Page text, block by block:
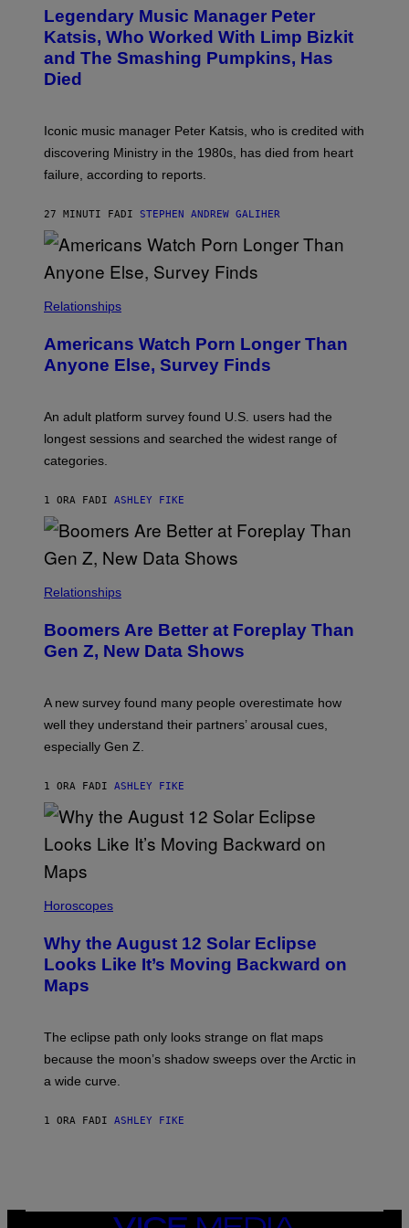
M
A
G
E
D
I
C
O
B
Y
D
I
M
R
O
S
K
M
O
R
I
/
R
E
I
G
Legendary Music Manager Peter
Katsis, Who Worked With Limp Bizkit
and The Smashing Pumpkins, Has
Died
Iconic music manager Peter Katsis, who is credited with
discovering Ministry in the 1980s, has died from heart
failure, according to reports.
27 MINUTI FADI STEPHEN ANDREW GALIHER
Relationships
Americans Watch Porn Longer Than
Anyone Else, Survey Finds
An adult platform survey found U.S. users had the
longest sessions and searched the widest range of
categories.
1 ORA FADI ASHLEY FIKE
Relationships
Boomers Are Better at Foreplay Than
Gen Z, New Data Shows
A new survey found many people overestimate how
well they understand their partners’ arousal cues,
especially Gen Z.
1 ORA FADI ASHLEY FIKE
Horoscopes
Why the August 12 Solar Eclipse
Looks Like It’s Moving Backward on
Maps
The eclipse path only looks strange on flat maps
because the moon’s shadow sweeps over the Arctic in
a wide curve.
1 ORA FADI ASHLEY FIKE
VICE